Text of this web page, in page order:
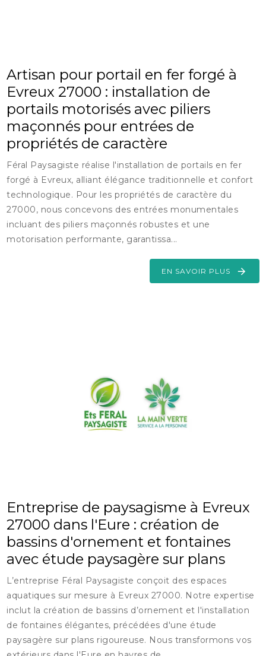
Artisan pour portail en fer forgé à
Evreux 27000 : installation de
portails motorisés avec piliers
maçonnés pour entrées de
propriétés de caractère
Féral Paysagiste réalise l'installation de portails en fer
forgé à Evreux, alliant élégance traditionnelle et confort
technologique. Pour les propriétés de caractère du
27000, nous concevons des entrées monumentales
incluant des piliers maçonnés robustes et une
motorisation performante, garantissa...
EN SAVOIR PLUS
Entreprise de paysagisme à Evreux
27000 dans l'Eure : création de
bassins d'ornement et fontaines
avec étude paysagère sur plans
L’entreprise Féral Paysagiste conçoit des espaces
aquatiques sur mesure à Evreux 27000. Notre expertise
inclut la création de bassins d’ornement et l'installation
de fontaines élégantes, précédées d'une étude
paysagère sur plans rigoureuse. Nous transformons vos